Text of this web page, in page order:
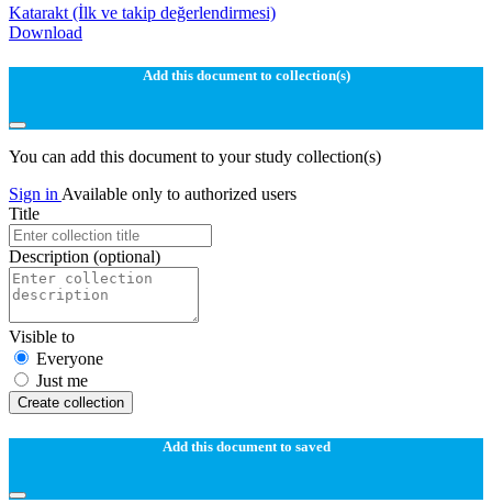
Katarakt (İlk ve takip değerlendirmesi)
Download
Add this document to collection(s)
You can add this document to your study collection(s)
Sign in Available only to authorized users
Title
Description (optional)
Visible to
Everyone
Just me
Create collection
Add this document to saved